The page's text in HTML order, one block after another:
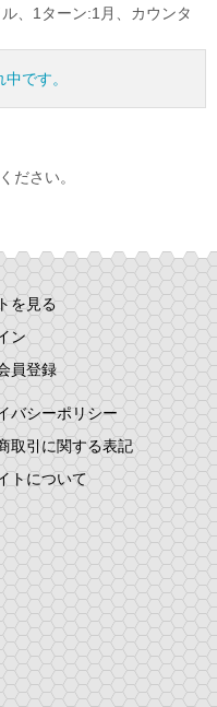
、1ターン:1月、カウンタ
です。
ださい。
を見る
ン
員登録
バシーポリシー
取引に関する表記
トについて